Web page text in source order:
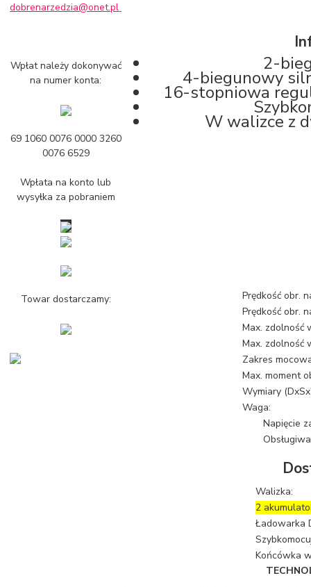
dobrenarzedzia@onet.pl
Wpłat należy dokonywać
na numer konta:
69 1060 0076 0000 3260
0076 6529
Wpłata na konto lub
wysyłka za pobraniem
Towar dostarczamy:
2-
4-biegunowy
16-stopniowa
W walizce z
Prędkość obr.
Prędkość obr.
Max. zdolność
Max. zdolność
Zakres
Max. moment
Wymiary
Waga:
Napięcie
Walizka:
2
Ładowarka
Końcówka